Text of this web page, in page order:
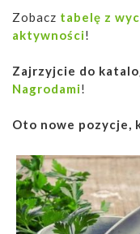
Zobacz tabelę z
aktywności!
Zajrzyjcie do
Nagrodami!
Oto nowe pozycje,